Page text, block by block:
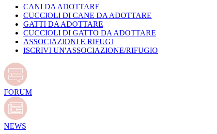
CANI DA ADOTTARE
CUCCIOLI DI CANE DA ADOTTARE
GATTI DA ADOTTARE
CUCCIOLI DI GATTO DA ADOTTARE
ASSOCIAZIONI E RIFUGI
ISCRIVI UN'ASSOCIAZIONE/RIFUGIO
FORUM
NEWS